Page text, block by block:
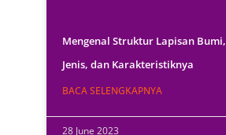
Mengenal Struktur Lapisan Bumi,
Jenis, dan Karakteristiknya
BACA SELENGKAPNYA
28 June 2023